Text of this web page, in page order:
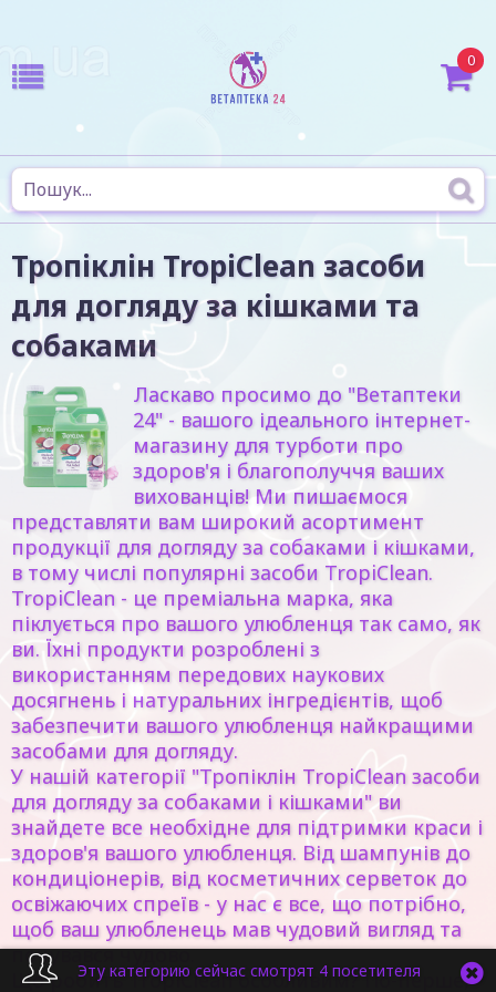
0
Тропіклін TropiClean засоби
для догляду за кішками та
собаками
Ласкаво просимо до "Ветаптеки
24" - вашого ідеального інтернет-
магазину для турботи про
здоров'я і благополуччя ваших
вихованців! Ми пишаємося
представляти вам широкий асортимент
продукції для догляду за собаками і кішками,
в тому числі популярні засоби TropiClean.
TropiClean - це преміальна марка, яка
піклується про вашого улюбленця так само, як
ви. Їхні продукти розроблені з
використанням передових наукових
досягнень і натуральних інгредієнтів, щоб
забезпечити вашого улюбленця найкращими
засобами для догляду.
У нашій категорії "Тропіклін TropiClean засоби
для догляду за собаками і кішками" ви
знайдете все необхідне для підтримки краси і
здоров'я вашого улюбленця. Від шампунів до
кондиціонерів, від косметичних серветок до
освіжаючих спреїв - у нас є все, що потрібно,
щоб ваш улюбленець мав чудовий вигляд та
почувався чудово.
Що робить TropiClean особливим? По-перше,
Эту категорию сейчас смотрят 4 посетителя